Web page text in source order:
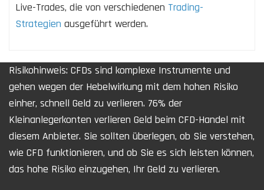
Live-Trades, die von verschiedenen Trading-
Strategien ausgeführt werden.
Risikohinweis: CFDs sind komplexe Instrumente und
gehen wegen der Hebelwirkung mit dem hohen Risiko
einher, schnell Geld zu verlieren. 76% der
Kleinanlegerkonten verlieren Geld beim CFD-Handel mit
diesem Anbieter. Sie sollten überlegen, ob Sie verstehen,
wie CFD funktionieren, und ob Sie es sich leisten können,
das hohe Risiko einzugehen, Ihr Geld zu verlieren.